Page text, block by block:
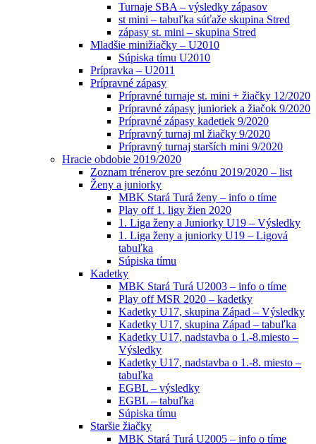
Turnaje SBA – výsledky zápasov
st mini – tabuľka súťaže skupina Stred
zápasy st. mini – skupina Stred
Mladšie minižiačky – U2010
Súpiska tímu U2010
Prípravka – U2011
Prípravné zápasy
Prípravné turnaje st. mini + žiačky 12/2020
Prípravné zápasy junioriek a žiačok 9/2020
Prípravné zápasy kadetiek 9/2020
Prípravný turnaj ml žiačky 9/2020
Prípravný turnaj starších mini 9/2020
Hracie obdobie 2019/2020
Zoznam trénerov pre sezónu 2019/2020 – list
Ženy a juniorky
MBK Stará Turá ženy – info o tíme
Play off 1. ligy žien 2020
1. Liga ženy a Juniorky U19 – Výsledky
1. Liga ženy a juniorky U19 – Ligová
tabuľka
Súpiska tímu
Kadetky
MBK Stará Turá U2003 – info o tíme
Play off MSR 2020 – kadetky
Kadetky U17, skupina Západ – Výsledky
Kadetky U17, skupina Západ – tabuľka
Kadetky U17, nadstavba o 1.-8.miesto –
Výsledky
Kadetky U17, nadstavba o 1.-8. miesto –
tabuľka
EGBL – výsledky
EGBL – tabuľka
Súpiska tímu
Staršie žiačky
MBK Stará Turá U2005 – info o tíme